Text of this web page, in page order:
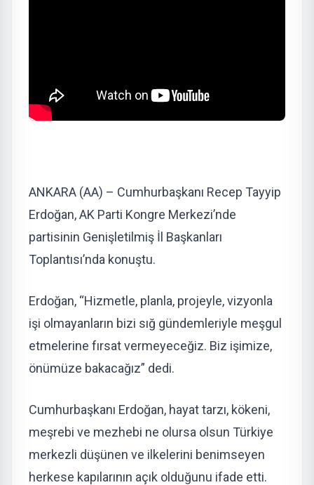
ANKARA (AA) – Cumhurbaşkanı Recep Tayyip
Erdoğan, AK Parti Kongre Merkezi’nde
partisinin Genişletilmiş İl Başkanları
Toplantısı’nda konuştu.
Erdoğan, “Hizmetle, planla, projeyle, vizyonla
işi olmayanların bizi sığ gündemleriyle meşgul
etmelerine fırsat vermeyeceğiz. Biz işimize,
önümüze bakacağız” dedi.
Cumhurbaşkanı Erdoğan, hayat tarzı, kökeni,
meşrebi ve mezhebi ne olursa olsun Türkiye
merkezli düşünen ve ilkelerini benimseyen
herkese kapılarının açık olduğunu ifade etti.